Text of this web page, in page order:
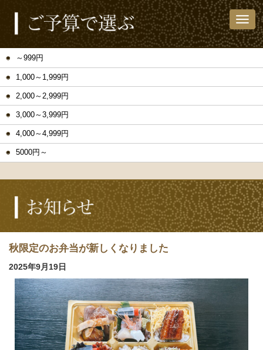
～999円
1,000～1,999円
2,000～2,999円
3,000～3,999円
4,000～4,999円
5000円～
秋限定のお弁当が新しくなりました
2025年9月19日